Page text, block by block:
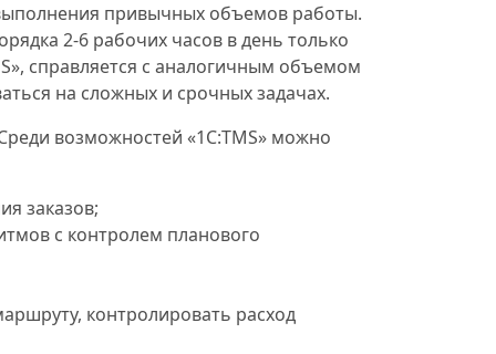
привычных объемов работы.
2-6 рабочих часов в день только
справляется с аналогичным объемом
на сложных и срочных задачах.
возможностей «1С:TMS» можно
заказов;
с контролем планового
контролировать расход